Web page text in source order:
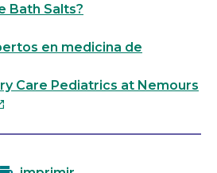
Bath Salts?
en medicina de
Care Pediatrics at Nemours